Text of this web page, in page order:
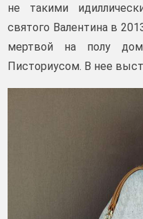
не такими
святого Валентина в
мертвой на полу
Писториусом. В нее